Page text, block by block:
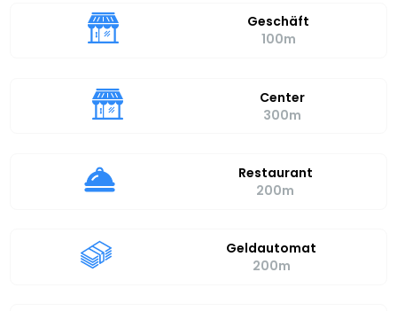
Geschäft
100m
Center
300m
Restaurant
200m
Geldautomat
200m